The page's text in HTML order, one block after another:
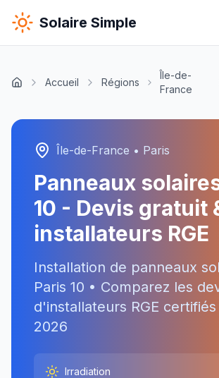
Solaire Simple
Accueil Régions
Île-de-
France
Île-de-France • Paris
Panneaux
10 - Devis gratuit
installateurs RGE
Installation de panneaux
Paris 10 • Comparez les
d'installateurs RGE certifiés
2026
Irradiation